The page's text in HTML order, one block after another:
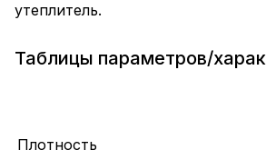
утеплитель.
Таблицы параметров/
Плотность